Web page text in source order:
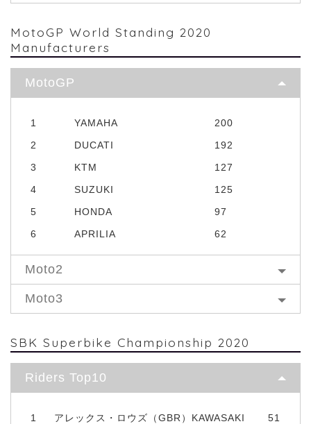
MotoGP World Standing 2020
Manufacturers
MotoGP
1 YAMAHA
200
2
DUCATI
192
3
KTM
127
4
SUZUKI
125
5
HONDA
97
6
APRILIA 62
Moto2
Moto3
SBK Superbike Championship 2020
Riders Top10
1 アレックス・ロウズ（GBR）KAWASAKI 51